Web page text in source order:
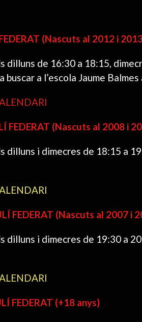
(Nascuts al 2012 i
dilluns de 16:30 a 18:15,
buscar a l’escola Jaume
FEDERAT (Nascuts al 2008 i
dilluns i dimecres de 18:15 a
FEDERAT (Nascuts al 2007 i
dilluns i dimecres de 19:30 a
FEDERAT (+18 anys)